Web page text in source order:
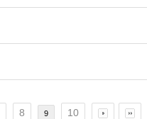
8 9 10